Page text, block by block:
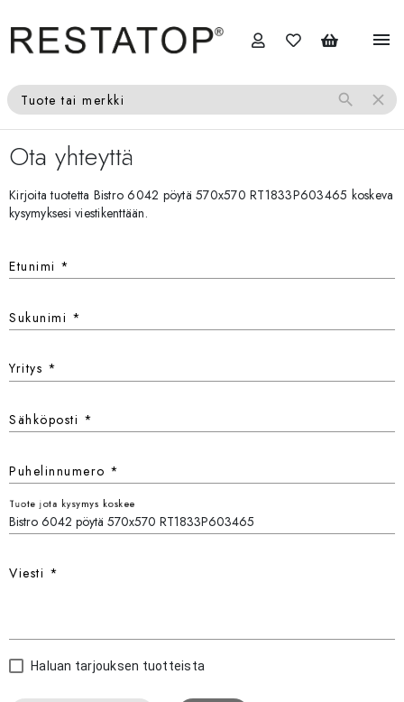
menu
Tuote tai merkki search close
Ota yhteyttä
Kirjoita tuotetta Bistro 6042 pöytä 570x570 RT1833P603465 koskeva
kysymyksesi viestikenttään.
Etunimi *
Sukunimi *
Yritys *
Sähköposti *
Puhelinnumero *
Tuote jota kysymys koskee
Viesti *
Haluan tarjouksen tuotteista